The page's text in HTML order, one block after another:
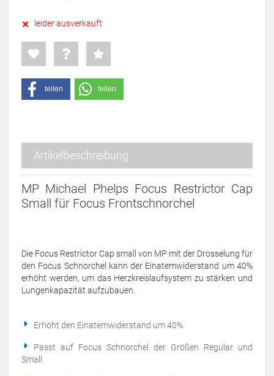
leider ausverkauft
teilen teilen
Artikelbeschreibung
MP Michael Phelps Focus Restrictor Cap
Small für Focus Frontschnorchel
Die Focus Restrictor Cap small von MP mit der Drosselung für
den Focus Schnorchel kann der Einatemwiderstand um 40%
erhöht werden, um das Herzkreislaufsystem zu stärken und
Lungenkapazität aufzubauen.
Erhöht den Einatemwiderstand um 40%
Passt auf Focus Schnorchel der Größen Regular und
Small